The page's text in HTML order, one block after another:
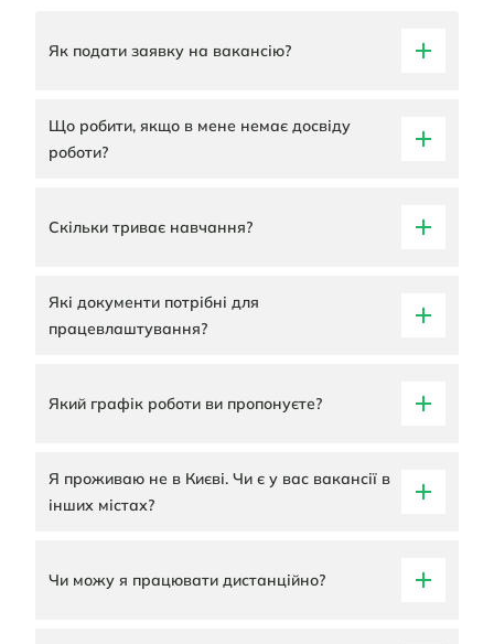
Як подати заявку на вакансію?
Що робити, якщо в мене немає досвіду
роботи?
Скільки триває навчання?
Які документи потрібні для
працевлаштування?
Який графік роботи ви пропонуєте?
Я проживаю не в Києві. Чи є у вас вакансії в
інших містах?
Чи можу я працювати дистанційно?